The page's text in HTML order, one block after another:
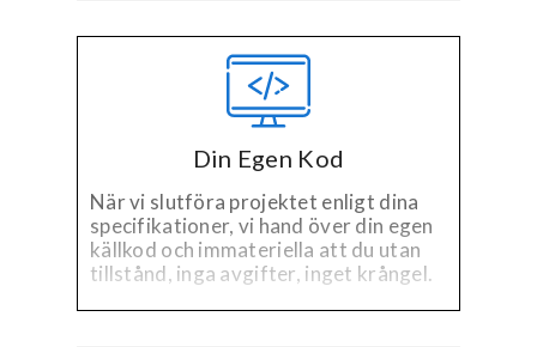
Din Egen Kod
När vi slutföra projektet enligt dina
specifikationer, vi hand över din egen
källkod och immateriella att du utan
tillstånd, inga avgifter, inget krångel.